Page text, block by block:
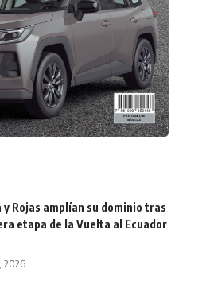
y Rojas amplían su dominio tras
etapa de la Vuelta al Ecuador
2026